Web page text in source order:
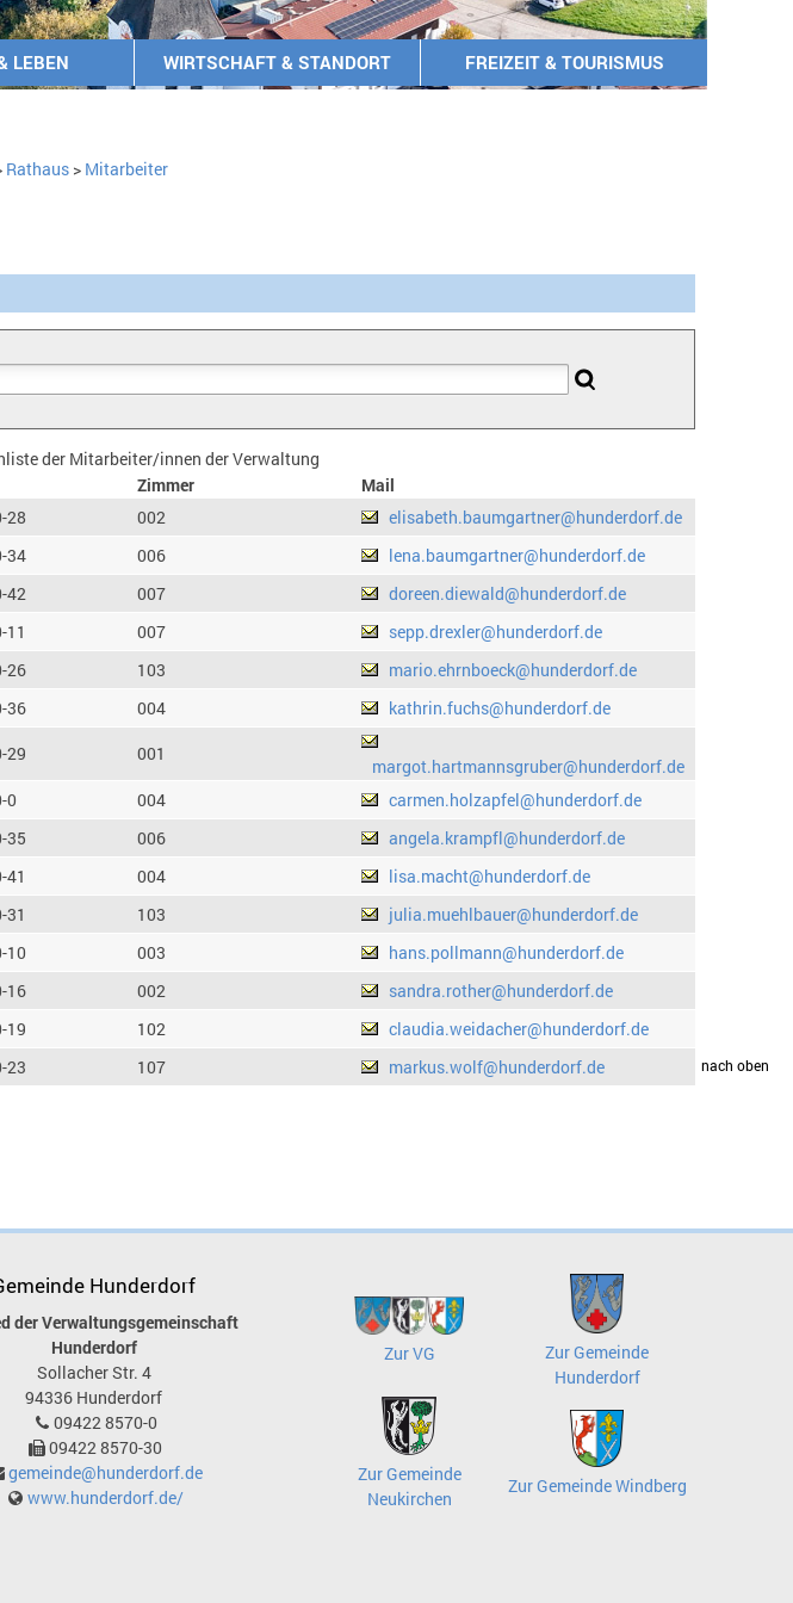
LEBEN WIRTSCHAFT & STANDORT FREIZEIT & TOURISMUS
Rathaus> Mitarbeiter
der Mitarbeiter/innen der Verwaltung
Zimmer
Mail
28 002
elisabeth.baumgartner@hunderdorf.de
34 006
lena.baumgartner@hunderdorf.de
42 007
doreen.diewald@hunderdorf.de
11 007
sepp.drexler@hunderdorf.de
26 103
mario.ehrnboeck@hunderdorf.de
36 004
kathrin.fuchs@hunderdorf.de
29 001
margot.hartmannsgruber@hunderdorf.de
0 004
carmen.holzapfel@hunderdorf.de
35 006
angela.krampfl@hunderdorf.de
41 004
lisa.macht@hunderdorf.de
31 103
julia.muehlbauer@hunderdorf.de
10 003
hans.pollmann@hunderdorf.de
16 002
sandra.rother@hunderdorf.de
19 102
claudia.weidacher@hunderdorf.de
23 107 markus.wolf@hunderdorf.dedrucken nach oben
Hunderdorf
der Verwaltungsgemeinschaft
Hunderdorf
Sollacher Str. 4
94336 Hunderdorf
09422 8570-0
09422 8570-30
gemeinde@hunderdorf.de
www.hunderdorf.de/
Zur VG
Zur Gemeinde
Hunderdorf
Zur Gemeinde
Neukirchen
Zur Gemeinde Windberg